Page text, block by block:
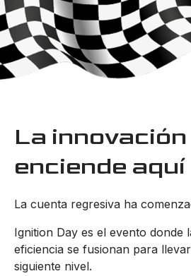
La innovación
enciende aquí
La cuenta regresiva ha
Ignition Day es el evento donde
eficiencia se fusionan para
siguiente nivel.